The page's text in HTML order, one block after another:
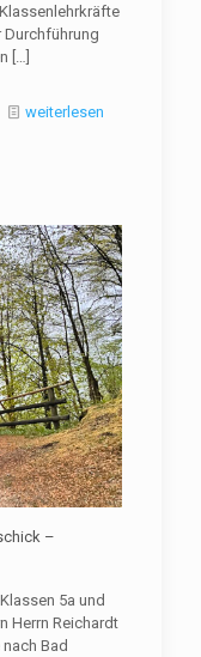
Durchführung
[…]
weiterlesen
–
5a und
Herrn Reichardt
Bad